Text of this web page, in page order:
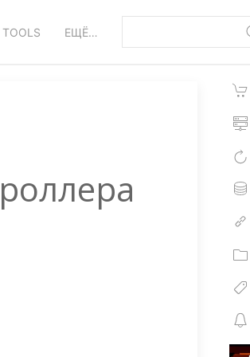
TOOLS ЕЩЁ…